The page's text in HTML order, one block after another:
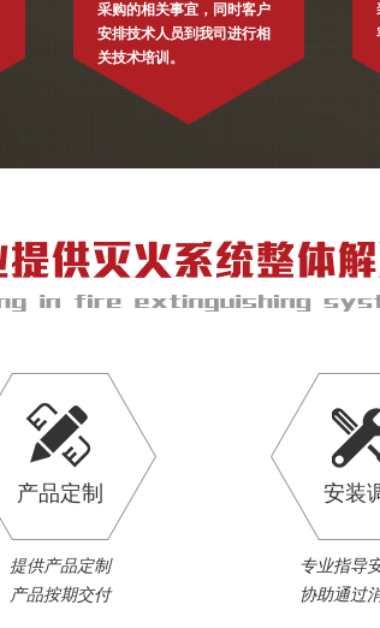
采购的相关事宜，同时客户
安排技术人员到我司进行相
关技术培训。
产品定制
提供产品定制
产品按期交付
安装
专业指导
协助通过